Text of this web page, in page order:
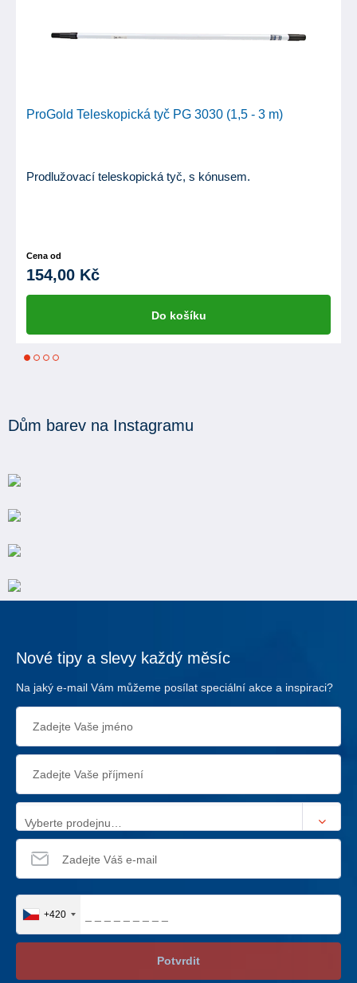
ProGold Teleskopická tyč PG 3030 (1,5 - 3 m)
Prodlužovací teleskopická tyč, s kónusem.
Cena od
154,00 Kč
Do košíku
1 2 3
Dům barev na Instagramu
Nové tipy a slevy každý měsíc
Na jaký e-mail Vám můžeme posílat speciální akce a inspiraci?
Vyberte prodejnu…
+420
Potvrdit